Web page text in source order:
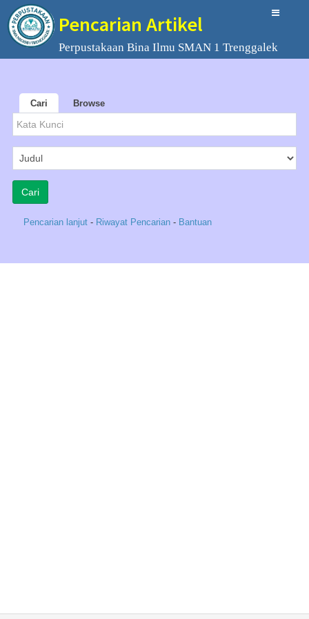
Pencarian Artikel
Perpustakaan Bina Ilmu SMAN 1 Trenggalek
Cari Browse
Pencarian lanjut - Riwayat Pencarian - Bantuan